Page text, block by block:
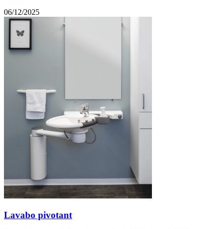
06/12/2025
Lavabo pivotant